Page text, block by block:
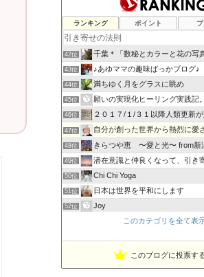
ランキング ポイント
40位 奇跡の八葉蓮華(きせきのはちよ
41位 あるがままの自分で望む人生を
42位 千葉＊「数秘とカラーと花の写真」で外から
43位 ♪あゆママの趣味ばっかブログ♪
44位 満ちゆく月をグラスに眺め
45位 願いの実現化ヒーリング実践記。宇宙はな
46位 ２０１７/１/３１以降人類更新
47位 自分が創った世界から熱烈に愛
48位 きらつや恵 〜愛と光〜 from新
49位 潜在意識と仲良くなって、引き
50位 Chi Chi Yoga
51位 日本は世界を平和にします
52位 Joy
東京・埼玉・群馬 西洋占星術で幸せを引き
このカテゴリを全て表
このブログに投票す